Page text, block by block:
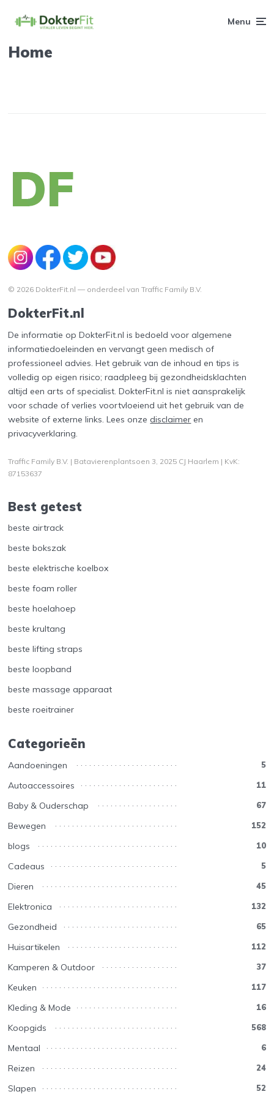
Menu
Home
© 2026 DokterFit.nl — onderdeel van Traffic Family B.V.
DokterFit.nl
De informatie op DokterFit.nl is bedoeld voor algemene
informatiedoeleinden en vervangt geen medisch of
professioneel advies. Het gebruik van de inhoud en tips is
volledig op eigen risico; raadpleeg bij gezondheidsklachten
altijd een arts of specialist. DokterFit.nl is niet aansprakelijk
voor schade of verlies voortvloeiend uit het gebruik van de
website of externe links. Lees onzedisclaimer en
privacyverklaring
Traffic Family B.V. | Batavierenplantsoen 3, 2025 CJ Haarlem | KvK:
87153637
Best getest
beste airtrack
beste bokszak
beste elektrische koelbox
beste foam roller
beste hoelahoep
beste krultang
beste lifting straps
beste loopband
beste massage apparaat
beste roeitrainer
Categorieën
Aandoeningen 5
Autoaccessoires 11
Baby & Ouderschap 67
Bewegen 152
blogs 10
Cadeaus 5
Dieren 45
Elektronica 132
Gezondheid 65
Huisartikelen 112
Kamperen & Outdoor 37
Keuken 117
Kleding & Mode 16
Koopgids 568
Mentaal 6
Reizen 24
Slapen 52